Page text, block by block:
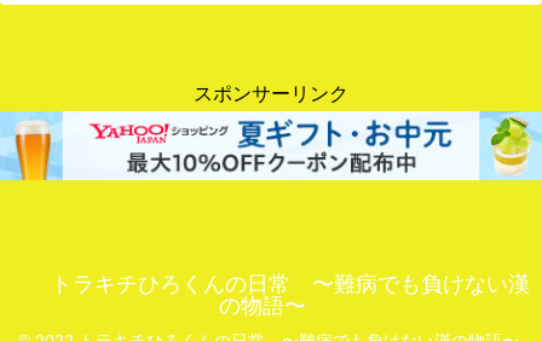
スポンサーリンク
トラキチひろくんの日常 〜難病でも負けない漢
の物語〜